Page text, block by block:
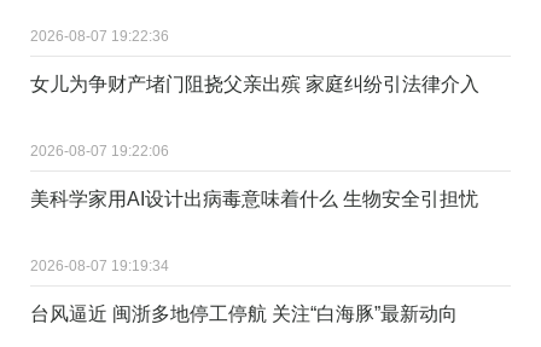
2026-08-07 19:22:36
女儿为争财产堵门阻挠父亲出殡 家庭纠纷引法律介入
2026-08-07 19:22:06
美科学家用AI设计出病毒意味着什么 生物安全引担忧
2026-08-07 19:19:34
台风逼近 闽浙多地停工停航 关注“白海豚”最新动向